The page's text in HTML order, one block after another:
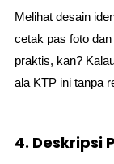
Melihat desain
cetak pas foto
praktis, kan?
ala KTP ini tanpa
4. Deskripsi